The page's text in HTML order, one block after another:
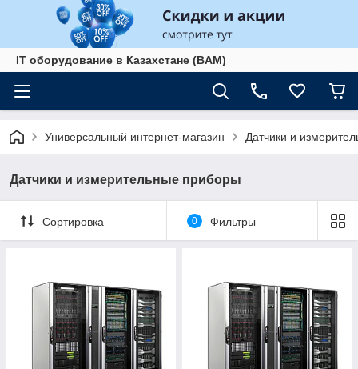
IT оборудование в Казахстане (BAM)
Универсальный интернет-магазин Датчики и
Датчики и измерительные приборы
Сортировка 0 Фильтры